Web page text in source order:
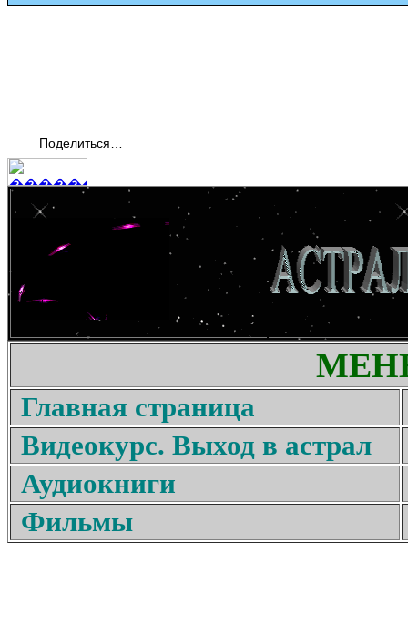
Поделиться…
Главная страница
Видеокурс. Выход в астрал
Аудиокниги
Фильмы